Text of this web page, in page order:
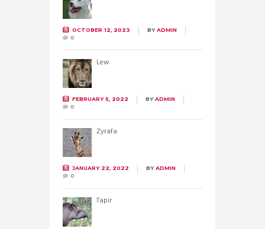
OCTOBER 12, 2023 BYADMIN
0
Lew
FEBRUARY 5, 2022 BYADMIN
0
Żyrafa
JANUARY 22, 2022 BYADMIN
0
Tapir